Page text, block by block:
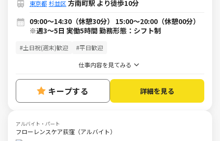
東京都 杉並区 方南町駅 より徒歩10分
09:00～14:30（休憩30分） 15:00～20:00（休憩00分）
※週3～5日 実働5時間 勤務形態：シフト制
#土日祝(週末)歓迎 #平日歓迎
仕事内容を見てみる
キープする 詳細を見る
アルバイト・パート
フローレンスケア荻窪（アルバイト）